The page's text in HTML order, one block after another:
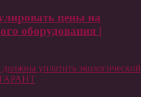
цены на
оборудования |
уплатить экологический
ГАРАНТ